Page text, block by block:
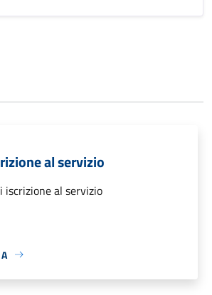
al servizio
iscrizione al servizio